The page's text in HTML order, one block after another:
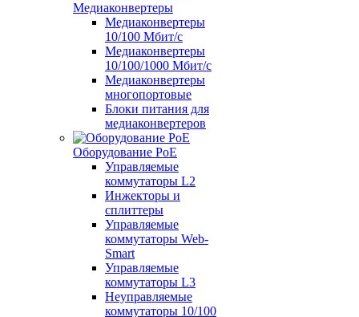
Медиаконвертеры
Медиаконвертеры
10/100 Мбит/с
Медиаконвертеры
10/100/1000 Мбит/c
Медиаконвертеры
многопортовые
Блоки питания для
медиаконвертеров
Оборудование PoE
Управляемые
коммутаторы L2
Инжекторы и
сплиттеры
Управляемые
коммутаторы Web-
Smart
Управляемые
коммутаторы L3
Неуправляемые
коммутаторы 10/100